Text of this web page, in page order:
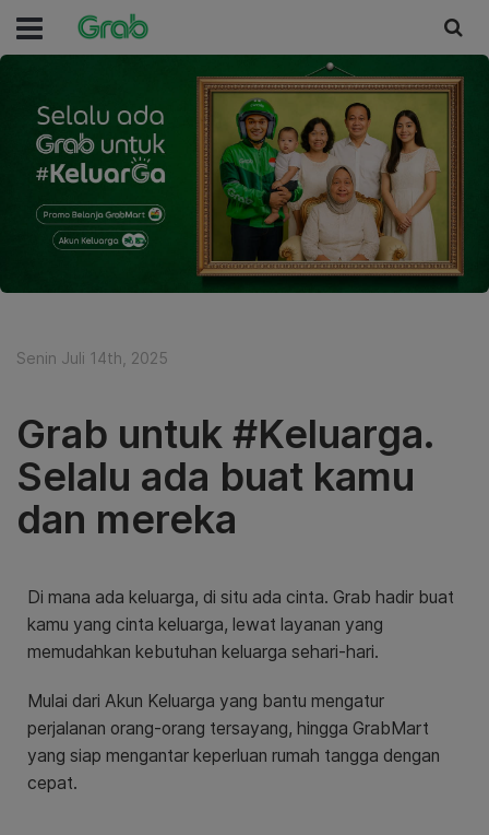
Senin Juli 14th, 2025
Grab untuk #Keluarga.
Selalu ada buat kamu
dan mereka
Di mana ada keluarga, di situ ada cinta. Grab hadir buat
kamu yang cinta keluarga, lewat layanan yang
memudahkan kebutuhan keluarga sehari-hari.
Mulai dari Akun Keluarga yang bantu mengatur
perjalanan orang-orang tersayang, hingga GrabMart
yang siap mengantar keperluan rumah tangga dengan
cepat.